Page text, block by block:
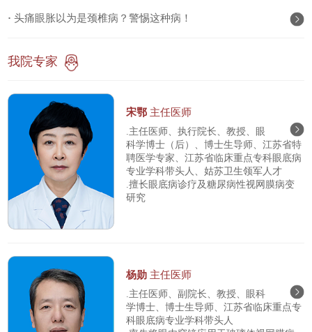
·头痛眼胀以为是颈椎病？警惕这种病！
我院专家
宋鄂 主任医师
.主任医师、执行院长、教授、眼
科学博士（后）、博士生导师、江苏省特
聘医学专家、江苏省临床重点专科眼底病
专业学科带头人、姑苏卫生领军人才
.擅长眼底病诊疗及糖尿病性视网膜病变
研究
杨勋 主任医师
.主任医师、副院长、教授、眼科
学博士、博士生导师、江苏省临床重点专
科眼底病专业学科带头人